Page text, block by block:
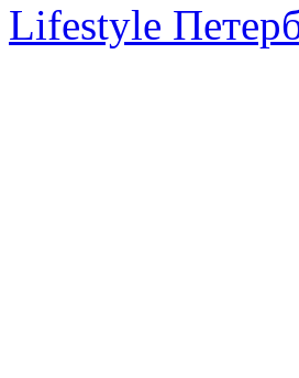
Lifestyle